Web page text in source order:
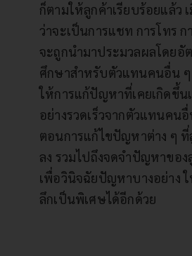
ก็ตามให้ลูกค้าเรียบร้อยแล้ว
ว่าจะเป็นการแชท การโทร
จะถูกนำมาประมวลผลโดยอั
ศึกษาสำหรับตัวแทนคนอื่น ๆ
ให้การแก้ปัญหาที่เคยเกิดขึ้น
อย่างรวดเร็วจากตัวแทนคน
ตอนการแก้ไขปัญหาต่าง ๆ
ลง รวมไปถึงจดจำปัญหาขอ
เพื่อวินิจฉัยปัญหาบางอย่าง
ลึกเป็นพิเศษได้อีกด้วย